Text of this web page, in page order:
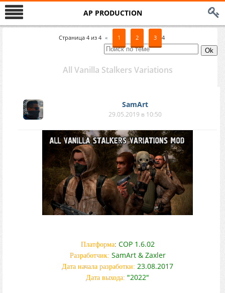
AP PRODUCTION
Страница 4 из 4 « 1 2 3 4
All Vanilla Stalkers Variations
SamArt
29.05.2019 в 10:50
Платформа: COP 1.6.02
Разработчик: SamArt & Zaxler
Дата начала разработки: 23.08.2017
Дата выхода: "2022"